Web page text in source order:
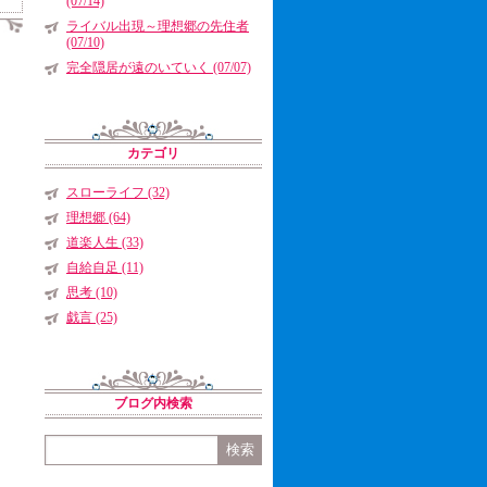
ライバル出現～理想郷の先住者
(07/10)
完全隠居が遠のいていく (07/07)
カテゴリ
スローライフ (32)
理想郷 (64)
道楽人生 (33)
自給自足 (11)
思考 (10)
戯言 (25)
ブログ内検索